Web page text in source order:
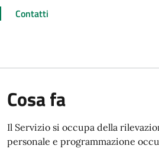
Contatti
Cosa fa
Il Servizio si occupa della
personale e programmazione